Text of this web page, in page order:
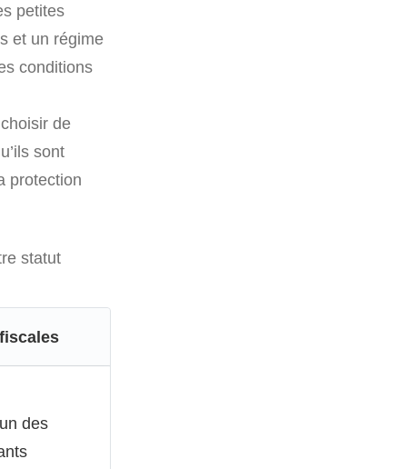
petites
et un régime
conditions
de
sont
protection
statut
des